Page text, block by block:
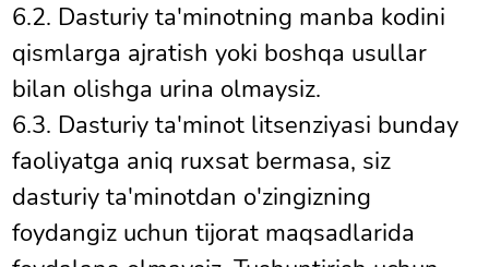
6.2. Dasturiy ta'minotning manba kodini
qismlarga ajratish yoki boshqa usullar
bilan olishga urina olmaysiz.
6.3. Dasturiy ta'minot litsenziyasi bunday
faoliyatga aniq ruxsat bermasa, siz
dasturiy ta'minotdan o'zingizning
foydangiz uchun tijorat maqsadlarida